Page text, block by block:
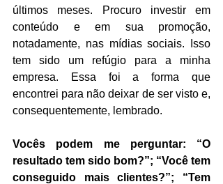
últimos meses. Procuro investir em
conteúdo e em sua promoção,
notadamente, nas mídias sociais. Isso
tem sido um refúgio para a minha
empresa. Essa foi a forma que
encontrei para não deixar de ser visto e,
consequentemente, lembrado.
Vocês podem me perguntar: “O
resultado tem sido bom?”; “Você tem
conseguido mais clientes?”; “Tem